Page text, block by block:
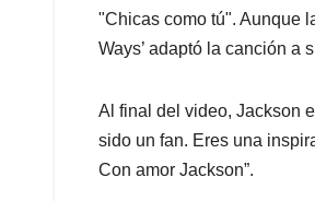
"Chicas como tú". Aunque
Ways’ adaptó la canción a
Al final del video, Jackson
sido un fan. Eres una
Con amor Jackson”.